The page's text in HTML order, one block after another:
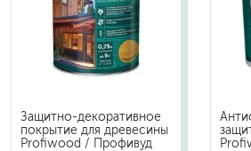
Защитно-декоративное
покрытие для древесины
Profiwood / Профивуд